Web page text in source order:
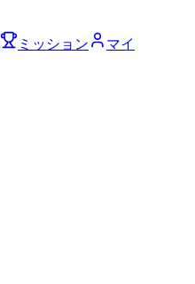
ミッション マイ